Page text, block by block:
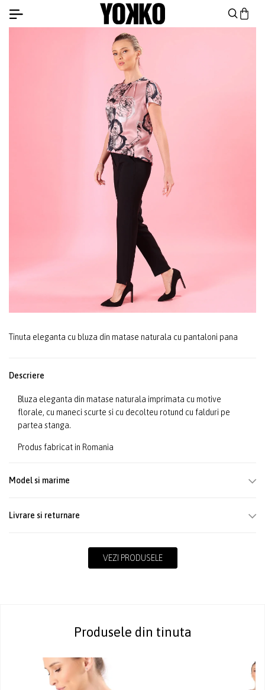
Tinuta eleganta cu bluza din matase naturala cu pantaloni pana
Descriere
Bluza eleganta din matase naturala imprimata cu motive
florale, cu maneci scurte si cu decolteu rotund cu falduri pe
partea stanga.
Produs fabricat in Romania
Model si marime
Livrare si returnare
VEZI PRODUSELE
Produsele din tinuta